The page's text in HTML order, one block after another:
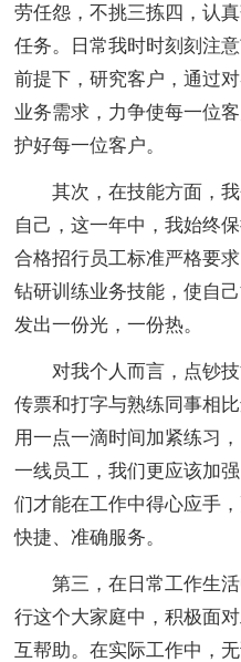
劳任怨，不挑三拣四，认
任务。日常我时时刻刻注
前提下，研究客户，通过
业务需求，力争使每一位
护好每一位客户。
其次，在技能方面，
自己，这一年中，我始终
合格招行员工标准严格要
钻研训练业务技能，使自
发出一份光，一份热。
对我个人而言，点钞
传票和打字与熟练同事相
用一点一滴时间加紧练习
一线员工，我们更应该加
们才能在工作中得心应手
快捷、准确服务。
第三，在日常工作生
行这个大家庭中，积极面
互帮助。在实际工作中，